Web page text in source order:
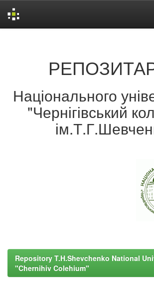
Національного
"Чернігівський
Repository T.H.Shevchenko National
"Chernihiv Colehium"